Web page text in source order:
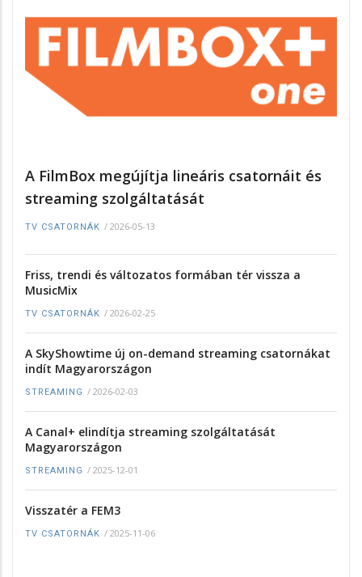
A FilmBox megújítja lineáris csatornáit és
streaming szolgáltatását
TV CSATORNÁK / 2026-05-13
Friss, trendi és változatos formában tér vissza a
MusicMix
TV CSATORNÁK / 2026-02-25
A SkyShowtime új on-demand streaming csatornákat
indít Magyarországon
STREAMING / 2026-02-03
A Canal+ elindítja streaming szolgáltatását
Magyarországon
STREAMING / 2025-12-01
Visszatér a FEM3
TV CSATORNÁK / 2025-11-06